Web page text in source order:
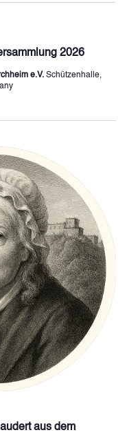
2026
e.V. Schützenhalle,
aus dem